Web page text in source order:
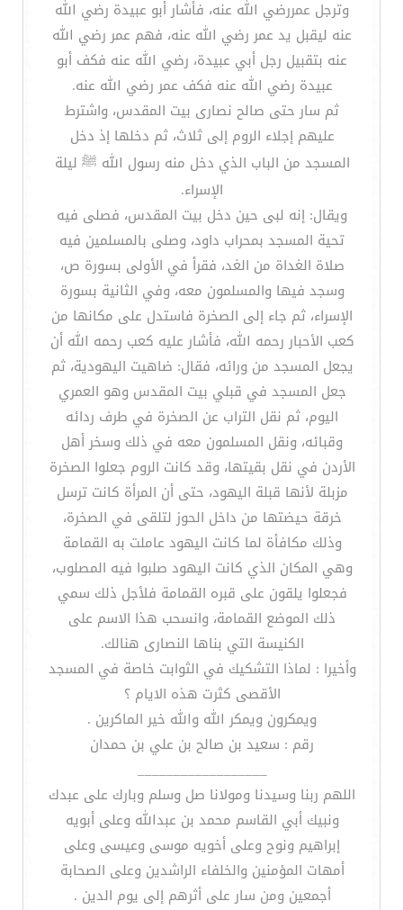
وترجل عمررضي الله عنه، فأشار أبو عبيدة رضي الله
عنه ليقبل يد عمر رضي الله عنه، فهم عمر رضي الله
عنه بتقبيل رجل أبي عبيدة، رضي الله عنه فكف أبو
عبيدة رضي الله عنه فكف عمر رضي الله عنه.
ثم سار حتى صالح نصارى بيت المقدس، واشترط
عليهم إجلاء الروم إلى ثلاث، ثم دخلها إذ دخل
المسجد من الباب الذي دخل منه رسول الله ﷺ ليلة
الإسراء.
ويقال: إنه لبى حين دخل بيت المقدس، فصلى فيه
تحية المسجد بمحراب داود، وصلى بالمسلمين فيه
صلاة الغداة من الغد، فقرأ في الأولى بسورة ص،
وسجد فيها والمسلمون معه، وفي الثانية بسورة
الإسراء، ثم جاء إلى الصخرة فاستدل على مكانها من
كعب الأحبار رحمه الله، فأشار عليه كعب رحمه الله أن
يجعل المسجد من ورائه، فقال: ضاهيت اليهودية، ثم
جعل المسجد في قبلي بيت المقدس وهو العمري
اليوم، ثم نقل التراب عن الصخرة في طرف ردائه
وقبائه، ونقل المسلمون معه في ذلك وسخر أهل
الأردن في نقل بقيتها، وقد كانت الروم جعلوا الصخرة
مزبلة لأنها قبلة اليهود، حتى أن المرأة كانت ترسل
خرقة حيضتها من داخل الحوز لتلقى في الصخرة،
وذلك مكافأة لما كانت اليهود عاملت به القمامة
وهي المكان الذي كانت اليهود صلبوا فيه المصلوب،
فجعلوا يلقون على قبره القمامة فلأجل ذلك سمي
ذلك الموضع القمامة، وانسحب هذا الاسم على
الكنيسة التي بناها النصارى هنالك.
وأخيرا : لماذا التشكيك في الثوابت خاصة في المسجد
الأقصى كثرت هذه الايام ؟
ويمكرون ويمكر الله والله خير الماكرين .
رقم : سعيد بن صالح بن علي بن حمدان
__________________
اللهم ربنا وسيدنا ومولانا صل وسلم وبارك على عبدك
ونبيك أبي القاسم محمد بن عبدالله وعلى أبويه
إبراهيم ونوح وعلى أخويه موسى وعيسى وعلى
أمهات المؤمنين والخلفاء الراشدين وعلى الصحابة
أجمعين ومن سار على أثرهم إلى يوم الدين .